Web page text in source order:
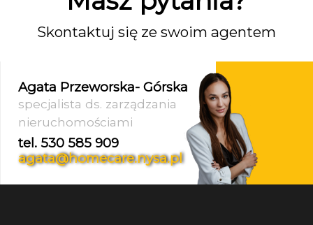
Skontaktuj się ze swoim agentem
Agata Przeworska- Górska
specjalista ds. zarządzania
nieruchomościami
tel. 530 585 909
agata@homecare.nysa.pl